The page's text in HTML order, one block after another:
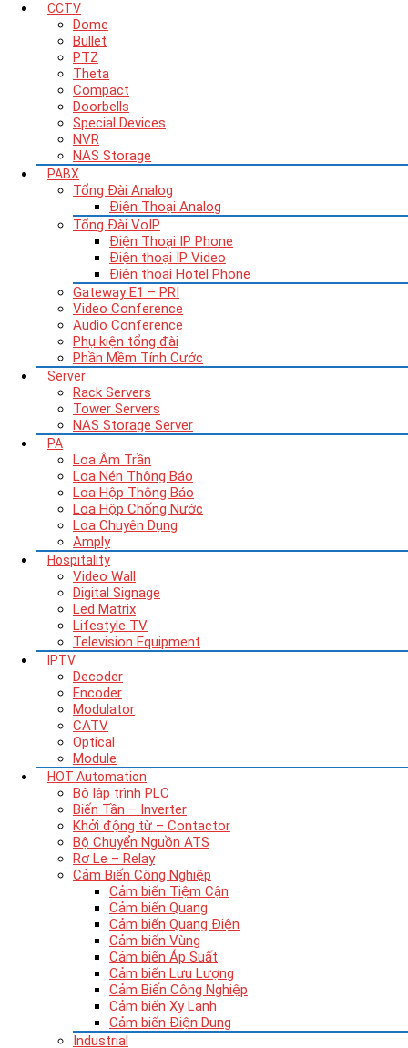
CCTV
Dome
Bullet
PTZ
Theta
Compact
Doorbells
Special Devices
NVR
NAS Storage
PABX
Tổng Đài Analog
Điện Thoại Analog
Tổng Đài VoIP
Điện Thoại IP Phone
Điện thoại IP Video
Điện thoại Hotel Phone
Gateway E1 – PRI
Video Conference
Audio Conference
Phụ kiện tổng đài
Phần Mềm Tính Cước
Server
Rack Servers
Tower Servers
NAS Storage Server
PA
Loa Âm Trần
Loa Nén Thông Báo
Loa Hộp Thông Báo
Loa Hộp Chống Nước
Loa Chuyên Dụng
Amply
Hospitality
Video Wall
Digital Signage
Led Matrix
Lifestyle TV
Television Equipment
IPTV
Decoder
Encoder
Modulator
CATV
Optical
Module
HOT Automation
Bộ lập trình PLC
Biến Tần – Inverter
Khởi động từ – Contactor
Bộ Chuyển Nguồn ATS
Rơ Le – Relay
Cảm Biến Công Nghiệp
Cảm biến Tiệm Cận
Cảm biến Quang
Cảm biến Quang Điện
Cảm biến Vùng
Cảm biến Áp Suất
Cảm biến Lưu Lượng
Cảm Biến Công Nghiệp
Cảm biến Xy Lanh
Cảm biến Điện Dung
Industrial